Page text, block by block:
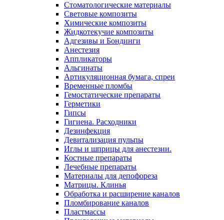
Стоматологические материалы
Световые композиты
Химические композиты
Жидкотекучие композиты
Адгезивы и Бондинги
Анестезия
Аппликаторы
Альгинаты
Артикуляционная бумага, спреи
Временные пломбы
Гемостатические препараты
Герметики
Гипсы
Гигиена. Расходники
Дезинфекция
Девитализация пульпы
Иглы и шприцы для анестезии.
Костные препараты
Лечебные препараты
Материалы для депофореза
Матрицы. Клинья
Обработка и расширение каналов
Пломбирование каналов
Пластмассы